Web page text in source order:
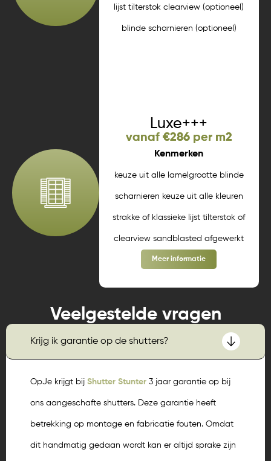
lijst tilterstok clearview (optioneel)
blinde scharnieren (optioneel)
Luxe+++
vanaf €286 per m2
Kenmerken
keuze uit alle lamelgrootte blinde
scharnieren keuze uit alle kleuren
strakke of klassieke lijst tilterstok of
clearview sandblasted afgewerkt
Meer informatie
Veelgestelde vragen
Krijg ik garantie op de shutters?
OpJe krijgt bij Shutter Stunter 3 jaar garantie op bij
ons aangeschafte shutters. Deze garantie heeft
betrekking op montage en fabricatie fouten. Omdat
dit handmatig gedaan wordt kan er altijd sprake zijn